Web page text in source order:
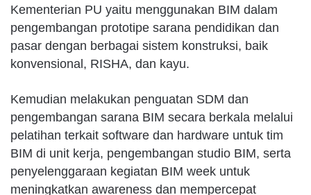
Kementerian PU yaitu menggunakan BIM dalam
pengembangan prototipe sarana pendidikan dan
pasar dengan berbagai sistem konstruksi, baik
konvensional, RISHA, dan kayu.
Kemudian melakukan penguatan SDM dan
pengembangan sarana BIM secara berkala melalui
pelatihan terkait software dan hardware untuk tim
BIM di unit kerja, pengembangan studio BIM, serta
penyelenggaraan kegiatan BIM week untuk
meningkatkan awareness dan mempercepat